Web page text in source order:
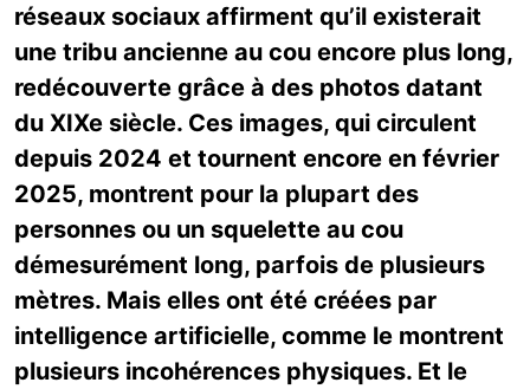
réseaux sociaux affirment qu’il existerait
une tribu ancienne au cou encore plus long,
redécouverte grâce à des photos datant
du XIXe siècle. Ces images, qui circulent
depuis 2024 et tournent encore en février
2025, montrent pour la plupart des
personnes ou un squelette au cou
démesurément long, parfois de plusieurs
mètres. Mais elles ont été créées par
intelligence artificielle, comme le montrent
plusieurs incohérences physiques. Et le